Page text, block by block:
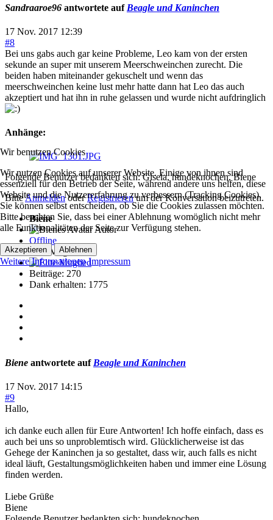
Sandraaroe96 antwortete auf Beagle und Kaninchen
17 Nov. 2017 12:39
#8
Bei uns gabs auch gar keine Probleme, Leo kam von der ersten
sekunde an super mit unserem Meerschweinchen zurecht. Die
beiden haben miteinander gekuschelt und wenn das
meerschweinchen keine lust mehr hatte dann hat Leo das auch
akzeptiert und hat ihn in ruhe gelassen und wurde nicht aufdringlich
Anhänge:
Folgende Benutzer bedankten sich:Gisela,hundeknochen,Biene
BitteAnmeldenoderRegistrierenum der Konversation beizutreten.
Biene
Autor
Offline
Elite Mitglied
Beiträge: 270
Dank erhalten: 1775
Biene antwortete auf Beagle und Kaninchen
17 Nov. 2017 14:15
#9
Hallo,
ich danke euch allen für Eure Antworten! Ich hoffe einfach, dass es
auch bei uns so unproblemtisch wird. Glücklicherweise ist das
Gehege der Kaninchen ja so gestaltet, dass wir, auch falls es nicht
ideal läuft, Gestaltungsmöglichkeiten haben und immer eine Lösung
finden werden.
Liebe Grüße
Biene
Wir benutzen Cookies
Wir nutzen Cookies auf unserer Website. Einige von ihnen sind
essenziell für den Betrieb der Seite, während andere uns helfen, diese
Website und die Nutzererfahrung zu verbessern (Tracking Cookies).
Sie können selbst entscheiden, ob Sie die Cookies zulassen möchten.
Bitte beachten Sie, dass bei einer Ablehnung womöglich nicht mehr
alle Funktionalitäten der Seite zur Verfügung stehen.
Akzeptieren Ablehnen
Weitere Informationen Impressum